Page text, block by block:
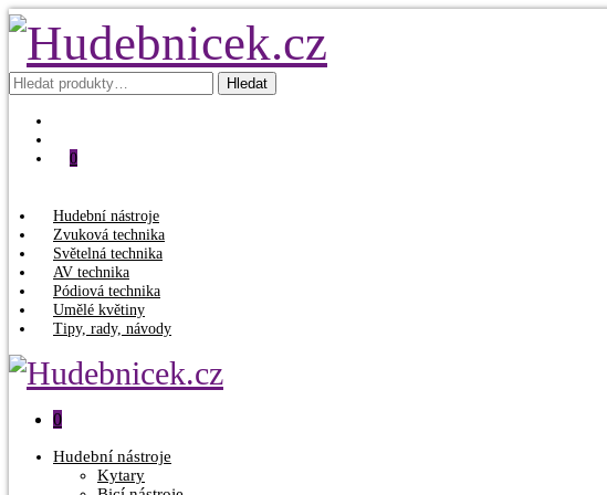
Hledat: Hledat
0
Hudební nástroje
Zvuková technika
Světelná technika
AV technika
Pódiová technika
Umělé květiny
Tipy, rady, návody
0
Hudební nástroje
Kytary